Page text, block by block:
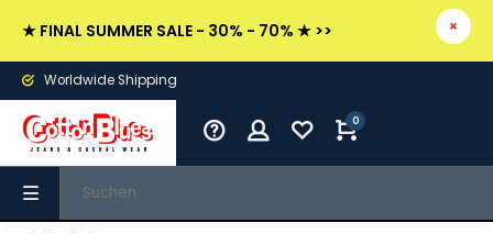
★ FINAL SUMMER SALE - 30% - 70% ★ >>
Worldwide Shipping
0